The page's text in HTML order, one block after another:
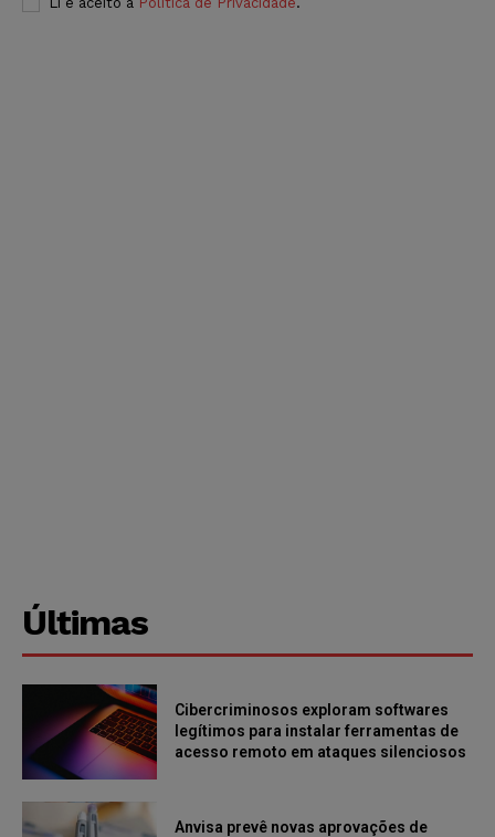
Últimas
Cibercriminosos exploram softwares
legítimos para instalar ferramentas de
acesso remoto em ataques silenciosos
Anvisa prevê novas aprovações de